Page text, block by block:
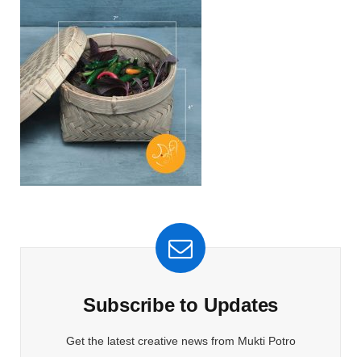
Subscribe to Updates
Get the latest creative news from Mukti Potro